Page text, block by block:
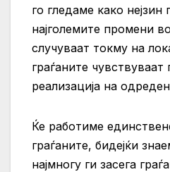
го гледаме како
најголемите промени
случуваат токму на
граѓаните чувствуваат
реализација на
Ќе работиме
граѓаните, бидејќи
најмногу ги засега